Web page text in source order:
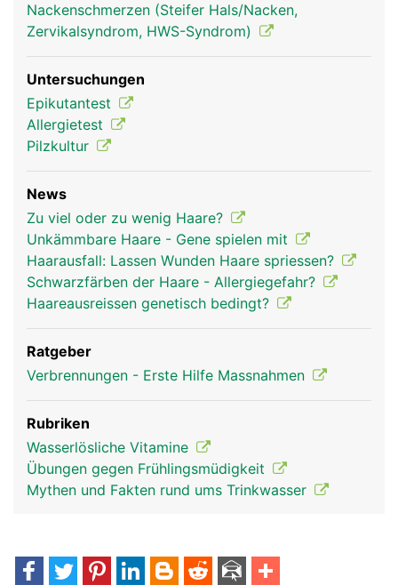
Nackenschmerzen (Steifer Hals/Nacken,
Zervikalsyndrom, HWS-Syndrom)
Untersuchungen
Epikutantest
Allergietest
Pilzkultur
News
Zu viel oder zu wenig Haare?
Unkämmbare Haare - Gene spielen mit
Haarausfall: Lassen Wunden Haare spriessen?
Schwarzfärben der Haare - Allergiegefahr?
Haareausreissen genetisch bedingt?
Ratgeber
Verbrennungen - Erste Hilfe Massnahmen
Rubriken
Wasserlösliche Vitamine
Übungen gegen Frühlingsmüdigkeit
Mythen und Fakten rund ums Trinkwasser